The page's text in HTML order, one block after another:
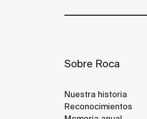
Sobre Roca
Nuestra historia
Reconocimientos